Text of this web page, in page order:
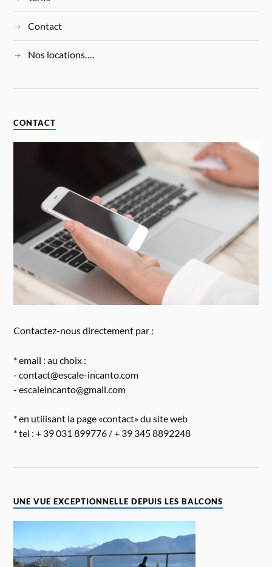
Contact
Nos locations….
CONTACT
Contactez-nous directement par :
* email : au choix :
- contact@escale-incanto.com
- escaleincanto@gmail.com
* en utilisant la page «contact» du site web
* tel : + 39 031 899776 / + 39 345 8892248
UNE VUE EXCEPTIONNELLE DEPUIS LES BALCONS